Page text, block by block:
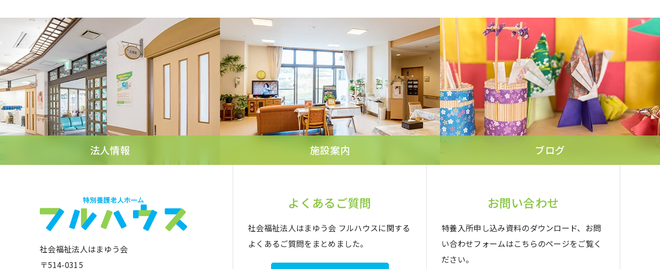
法人情報 施設案内 ブログ
社会福祉法人はまゆう会
〒514-0315
よくあるご質問
社会福祉法人はまゆう会 フルハウスに関する
よくあるご質問をまとめました。
お問い合わせ
特養入所申し込み資料のダウンロード、お問
い合わせフォームはこちらのページをご覧く
ださい。